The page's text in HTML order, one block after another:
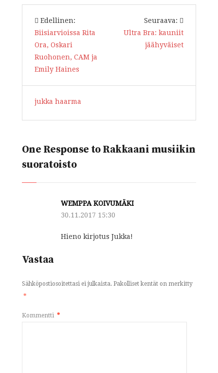
Edellinen:
Biisiarvioissa Rita
Ora, Oskari
Ruohonen, CAM ja
Emily Haines
Seuraava:
Ultra Bra: kauniit
jäähyväiset
jukka haarma
One Response to Rakkaani musiikin
suoratoisto
WEMPPA KOIVUMÄKI
30.11.2017 15:30
Hieno kirjotus Jukka!
Vastaa
Sähköpostiosoitettasi ei julkaista. Pakolliset kentät on merkitty
*
Kommentti *